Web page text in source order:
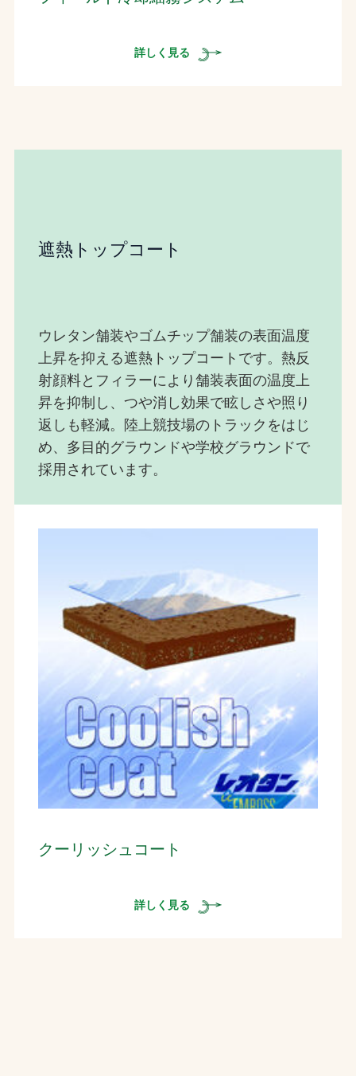
詳しく見る
遮熱トップコート
ウレタン舗装やゴムチップ舗装の表面温度
上昇を抑える遮熱トップコートです。熱反
射顔料とフィラーにより舗装表面の温度上
昇を抑制し、つや消し効果で眩しさや照り
返しも軽減。陸上競技場のトラックをはじ
め、多目的グラウンドや学校グラウンドで
採用されています。
クーリッシュコート
詳しく見る